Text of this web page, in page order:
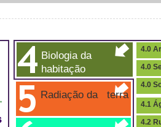
Biologia da
habitação
Radiação da terra
4.0
4.0
4.0
4.1
4.2